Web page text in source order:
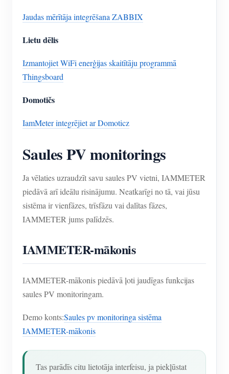
Jaudas mērītāja integrēšana ZABBIX
Lietu dēlis
Izmantojiet WiFi enerģijas skaitītāju programmā
Thingsboard
Domotičs
IamMeter integrējiet ar Domoticz
Saules PV monitorings
Ja vēlaties uzraudzīt savu saules PV vietni, IAMMETER
piedāvā arī ideālu risinājumu. Neatkarīgi no tā, vai jūsu
sistēma ir vienfāzes, trīsfāzu vai dalītas fāzes,
IAMMETER jums palīdzēs.
IAMMETER-mākonis
IAMMETER-mākonis piedāvā ļoti jaudīgas funkcijas
saules PV monitoringam.
Demo konts:Saules pv monitoringa sistēma
IAMMETER-mākonis
Tas parādīs citu lietotāja interfeisu, ja piekļūstat